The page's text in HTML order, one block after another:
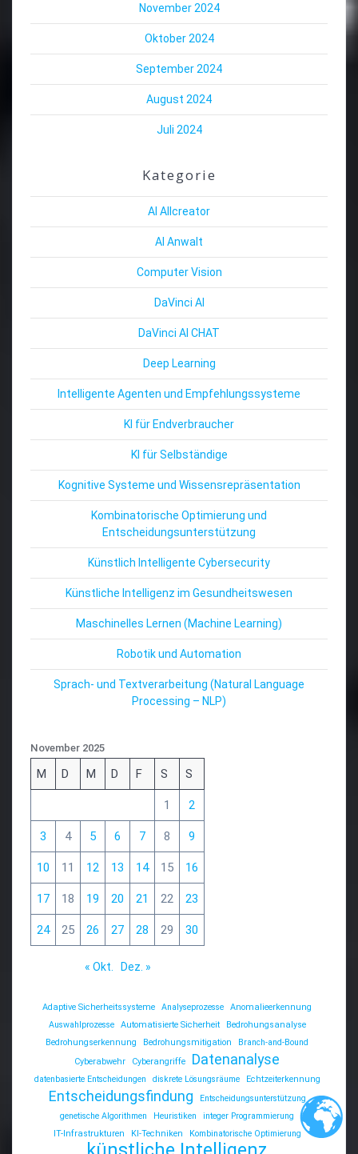
November 2024
Oktober 2024
September 2024
August 2024
Juli 2024
Kategorie
AI Allcreator
AI Anwalt
Computer Vision
DaVinci AI
DaVinci AI CHAT
Deep Learning
Intelligente Agenten und Empfehlungssysteme
KI für Endverbraucher
KI für Selbständige
Kognitive Systeme und Wissensrepräsentation
Kombinatorische Optimierung und
Entscheidungsunterstützung
Künstlich Intelligente Cybersecurity
Künstliche Intelligenz im Gesundheitswesen
Maschinelles Lernen (Machine Learning)
Robotik und Automation
Sprach- und Textverarbeitung (Natural Language
Processing – NLP)
November 2025
M D M D F S S
1 2
3 4 5 6 7 8 9
10 11 12 13 14 15 16
17 18 19 20 21 22 23
24 25 26 27 28 29 30
« Okt. Dez. »
Adaptive Sicherheitssysteme Analyseprozesse
Anomalieerkennung
Auswahlprozesse
Automatisierte Sicherheit
Bedrohungsanalyse
Bedrohungserkennung
Bedrohungsmitigation
Branch-and-Bound
Cyberabwehr
Cyberangriffe Datenanalyse
datenbasierte Entscheidungen diskrete Lösungsräume Echtzeiterkennung
Entscheidungsfindung
Entscheidungsunterstützung
genetische Algorithmen
Heuristiken
integer Programmierung
IT-Infrastrukturen
KI-Techniken Kombinatorische Optimierung